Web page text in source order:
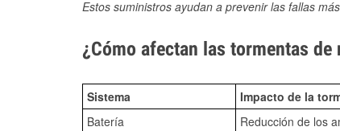
Estos suministros ayudan a prevenir las fallas
¿Cómo afectan las tormentas
Sistema Impacto de la
Batería
Reducción de los